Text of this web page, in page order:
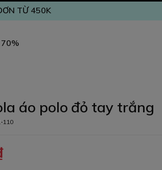
TỪ 450K
70%
áo polo đỏ tay trắng
110